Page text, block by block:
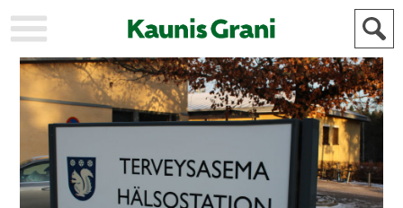
KAUPUNKI
STADEN
AJANKOHTAISTA
AKTUELLT
URHEILU
KULTTUURI
KULTUR
HISTORIA
HISTORIA